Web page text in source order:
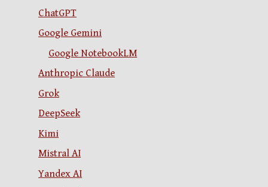
ChatGPT
Google Gemini
Google NotebookLM
Anthropic Claude
Grok
DeepSeek
Kimi
Mistral AI
Yandex AI